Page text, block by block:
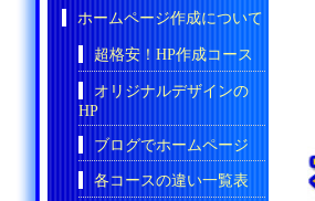
ホームページ作成について
超格安！HP作成コース
オリジナルデザインの
HP
ブログでホームページ
各コースの違い一覧表